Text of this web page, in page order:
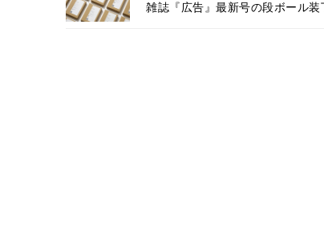
雑誌『広告』最新号の段ボール